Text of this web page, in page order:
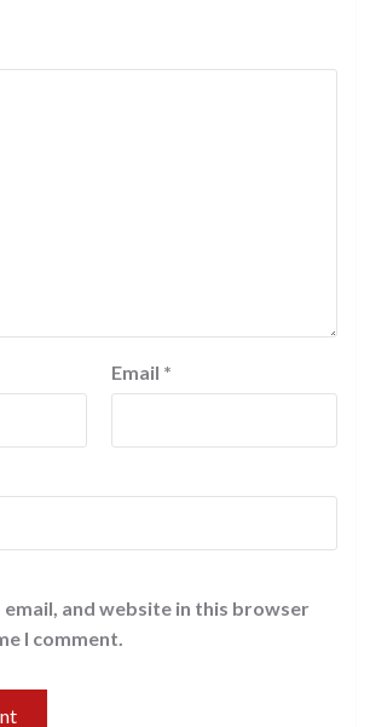
Email *
email, and website in this browser
I comment.